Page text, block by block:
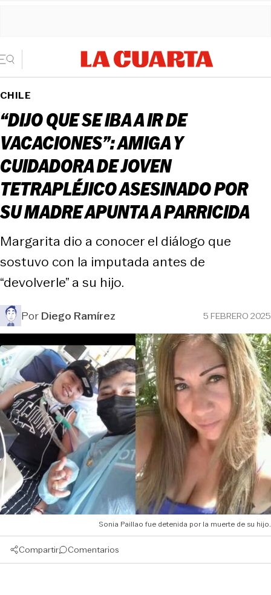
CHILE
“DIJO QUE SE IBA A IR DE
VACACIONES”: AMIGA Y
CUIDADORA DE JOVEN
TETRAPLÉJICO ASESINADO POR
SU MADRE APUNTA A PARRICIDA
Margarita dio a conocer el diálogo que
sostuvo con la imputada antes de
“devolverle” a su hijo.
PorDiego Ramírez 5 FEBRERO 2025
Sonia Paillao fue detenida por la muerte de su hijo.
Compartir Comentarios